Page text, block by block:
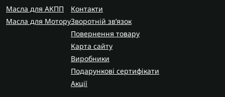
Масла для АКПП
Масла для Мотору
Контакти
Зворотній зв’язок
Повернення товару
Карта сайту
Виробники
Подарункові сертифікати
Акції